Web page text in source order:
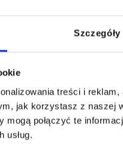
Szczegóły
treści i
jak korzystasz z naszej
połączyć te
usług.